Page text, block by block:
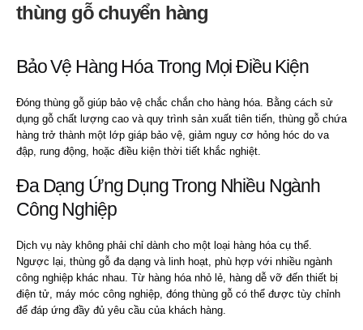
thùng gỗ chuyển hàng
Bảo Vệ Hàng Hóa Trong Mọi Điều Kiện
Đóng thùng gỗ giúp bảo vệ chắc chắn cho hàng hóa. Bằng cách sử
dụng gỗ chất lượng cao và quy trình sản xuất tiên tiến, thùng gỗ chứa
hàng trở thành một lớp giáp bảo vệ, giảm nguy cơ hỏng hóc do va
đập, rung động, hoặc điều kiện thời tiết khắc nghiệt.
Đa Dạng Ứng Dụng Trong Nhiều Ngành
Công Nghiệp
Dịch vụ này không phải chỉ dành cho một loại hàng hóa cụ thể.
Ngược lại, thùng gỗ đa dạng và linh hoạt, phù hợp với nhiều ngành
công nghiệp khác nhau. Từ hàng hóa nhỏ lẻ, hàng dễ vỡ đến thiết bị
điện tử, máy móc công nghiệp, đóng thùng gỗ có thể được tùy chỉnh
để đáp ứng đầy đủ yêu cầu của khách hàng.